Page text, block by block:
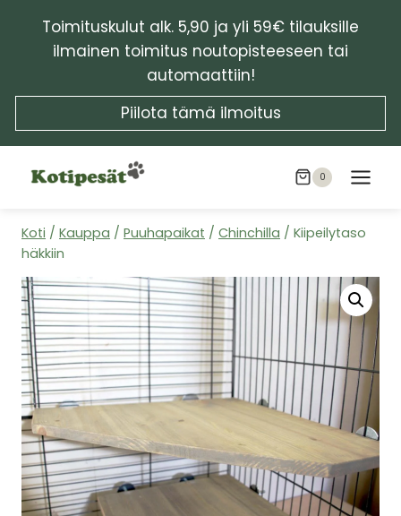
sisältöönToimituskulut alk. 5,90 ja yli 59€ tilauksille
ilmainen toimitus noutopisteeseen tai
automaattiin!
Piilota tämä ilmoitus
0
Koti / Kauppa / Puuhapaikat / Chinchilla / Kiipeilytaso
häkkiin